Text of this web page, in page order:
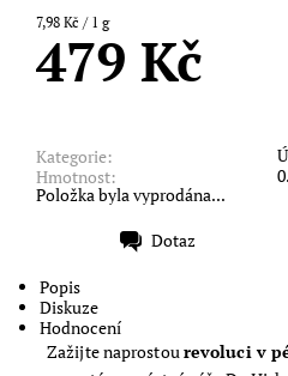
7,98 Kč / 1 g
479 Kč
Kategorie:
Hmotnost:
Položka byla vyprodána...
Dotaz
Popis
Diskuze
Hodnocení
Zažijte naprostourevoluci v